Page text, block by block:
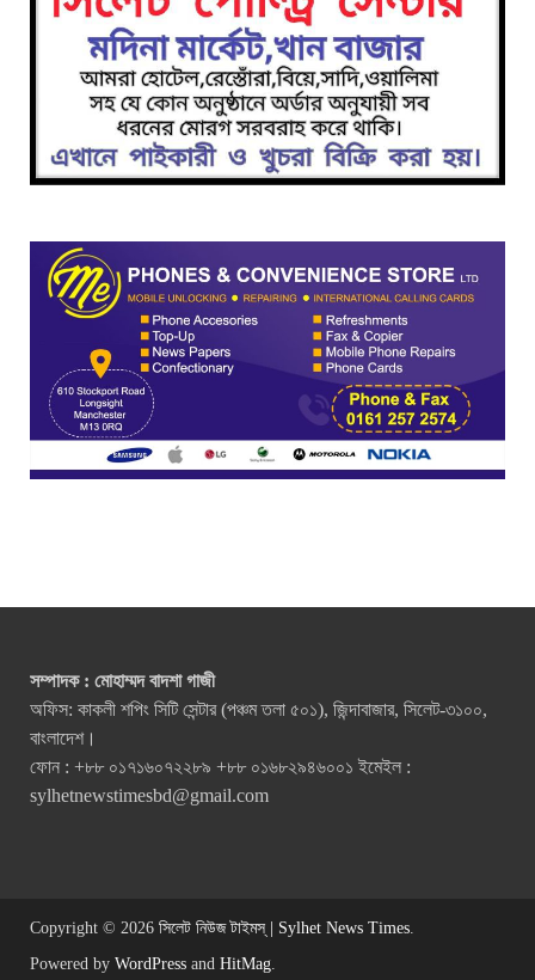
সম্পাদক : মোহাম্মদ বাদশা গাজী
অফিস: কাকলী শপিং সিটি সেন্টার (পঞ্চম তলা ৫০১), জিন্দাবাজার, সিলেট-৩১০০,
বাংলাদেশ।
ফোন : +৮৮ ০১৭১৬০৭২২৮৯ +৮৮ ০১৬৮২৯৪৬০০১ ইমেইল :
sylhetnewstimesbd@gmail.com
Copyright © 2026 সিলেট নিউজ টাইমস্ | Sylhet News Times.
Powered by WordPress and HitMag.